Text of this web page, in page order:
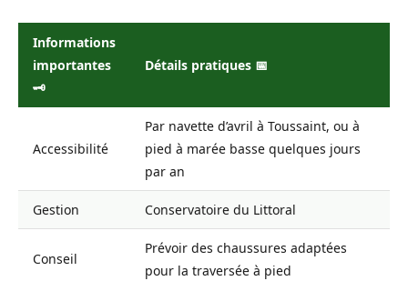
Informations
importantes
🗝️
Détails pratiques 📅
Accessibilité
Par navette d’avril à Toussaint, ou à
pied à marée basse quelques jours
par an
Gestion Conservatoire du Littoral
Conseil
Prévoir des chaussures adaptées
pour la traversée à pied